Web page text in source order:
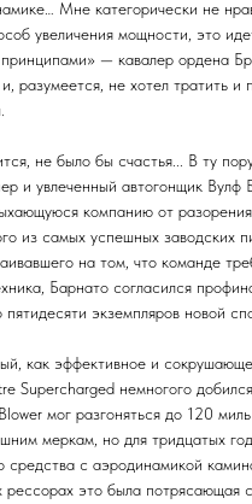
Мне категорически не
увеличения мощности, это
— кавалер ордена
разумеется, не хотел тратить и
не было бы счастья... В ту
и увлеченный автогонщик Вулф
компанию от
из самых успешных заводских
на том, что команде
Барнато согласился
пятидесяти экземпляров новой
как эффективное и
Supercharged немногого
мог разгоняться до 120
меркам, но для тридцатых
средства с аэродинамикой
рессорах это была потрясающая